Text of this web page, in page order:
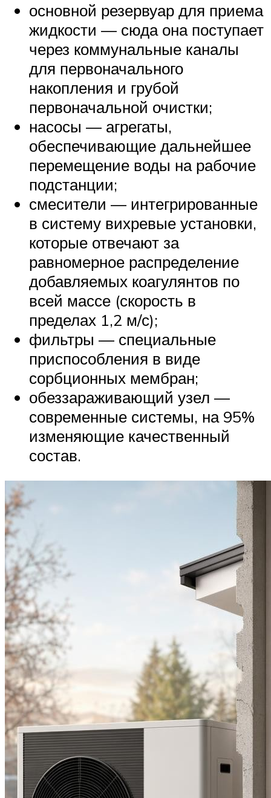
основной резервуар для приема
жидкости — сюда она поступает
через коммунальные каналы
для первоначального
накопления и грубой
первоначальной очистки;
насосы — агрегаты,
обеспечивающие дальнейшее
перемещение воды на рабочие
подстанции;
смесители — интегрированные
в систему вихревые установки,
которые отвечают за
равномерное распределение
добавляемых коагулянтов по
всей массе (скорость в
пределах 1,2 м/с);
фильтры — специальные
приспособления в виде
сорбционных мембран;
обеззараживающий узел —
современные системы, на 95%
изменяющие качественный
состав.